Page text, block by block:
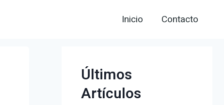
Inicio Contacto
Últimos
Artículos